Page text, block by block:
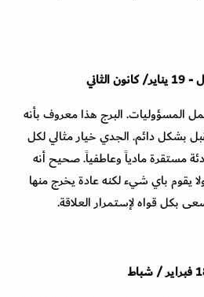
-
19يناير/كانون الثاني
المسؤوليات. البرج هذا معروف بأنه
بشكل دائم. الجدي خيار مثالي لكل
مستقرة مادياً وعاطفياً. صحيح أنه
يقوم باي شيء لكنه عادة يخرج منها
بكل قواه لإستمرار العلاقة.
فبراير/شباط